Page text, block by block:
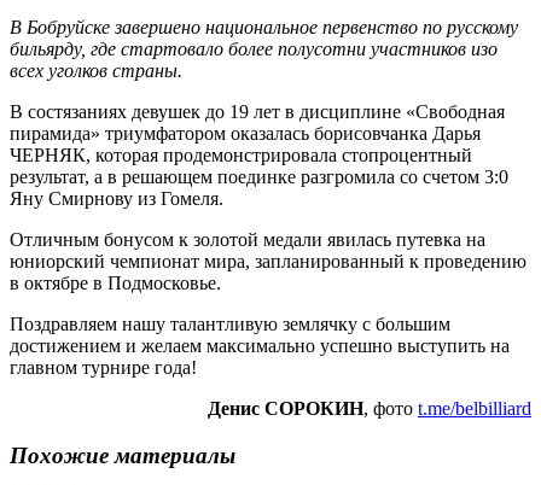
В Бобруйске завершено национальное первенство по русскому
бильярду, где стартовало более полусотни участников изо
всех уголков страны.
В состязаниях девушек до 19 лет в дисциплине «Свободная
пирамида» триумфатором оказалась борисовчанка Дарья
ЧЕРНЯК, которая продемонстрировала стопроцентный
результат, а в решающем поединке разгромила со счетом 3:0
Яну Смирнову из Гомеля.
Отличным бонусом к золотой медали явилась путевка на
юниорский чемпионат мира, запланированный к проведению
в октябре в Подмосковье.
Поздравляем нашу талантливую землячку с большим
достижением и желаем максимально успешно выступить на
главном турнире года!
Денис СОРОКИН, фото t.me/belbilliard
Похожие материалы